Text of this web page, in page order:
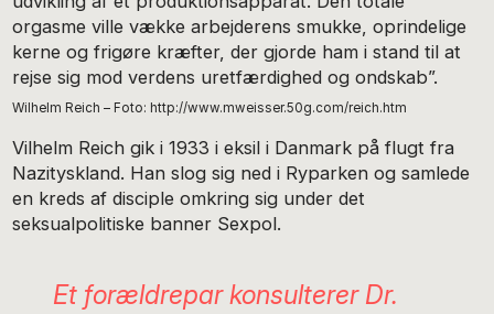
orgasme ville vække arbejderens smukke, oprindelige
kerne og frigøre kræfter, der gjorde ham i stand til at
rejse sig mod verdens uretfærdighed og ondskab”.
Wilhelm Reich – Foto: http://www.mweisser.50g.com/reich.htm
Vilhelm Reich gik i 1933 i eksil i Danmark på flugt fra
Nazityskland. Han slog sig ned i Ryparken og samlede
en kreds af disciple omkring sig under det
seksualpolitiske banner Sexpol.
Et forældrepar konsulterer Dr.